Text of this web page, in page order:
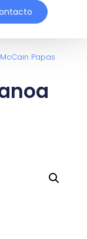
Papas